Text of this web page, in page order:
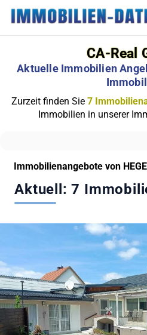
CA-Real
Aktuelle Immobilien
Zurzeit finden Sie 7
Immobilien in unserer
Immobilienangebote von
Aktuell: 7